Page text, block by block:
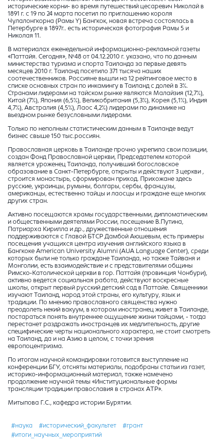
исторические корни- во время путешествий цесаревич Николай в
1891 г. с 19 по 24 марта посетил по приглашению короля
Чулалонгкорна (Рамы Y) Бангкок, новая встреча состоялась в
Петербурге в 1897г.. есть историческая фотография Рамы 5 и
Николая 11.
В материалах еженедельной информационно-рекламной газеты
«Паттайя. Сегодня», №48 от 04.12.2010 г. указано, что по данным
министерства туризма и спорта Таиланда за первые девять
месяцев 2010 г. Таиланд посетило 371 тысяча наших
соотечественников. Россияне вышли на 12 рейтинговое место в
списке основных стран по инкамингу в Таиланд с долей в 3%.
Странами лидерами на тайском рынке являются Малайзия (12,7%),
Китай (7%), Япония (6,5%), Великобритания (5,3%), Корея (5,1%), Индия
4,7%), Австралия (4,5%), Лаос 4,2%) лидерами по динамике на
вьездном рынке безусловными лидерами.
Только по неполным статистическим данным в Таиланде ведут
бизнес свыше 150 тыс.россиян.
Православная церковь в Таиланде прочно укрепила свои позиции,
создан Фонд Православной церкви, Председателем которой
является уроженец Таиланда, получивший богословское
образование в Санкт-Петербурге, открыты и действуют 3 церкви ,
строится монастырь, сформирован приход. Прихожане здесь
русские, украинцы, румыны, болгары, сербы, французы,
американцы, естественно тайцы и лаосцы и граждане еще многих
других стран.
Активно посещаются храмы государственными, дипломатическим
и общественными деятелями России, посещение В.Путина,
Патриарха Кирилла и др., дружественные отношения
поддерживаются с Главой БТСР Дамбой Аюшевым, есть примеры
посещения учащихся центра изучения английского языка в
Бангкоке American University Alumni (AUA Language Center), среди
которых были не только граждане Таиланда, но также Тайваня и
Монголии, есть взаимодействие и с представителями общины
Римско-Католической церкви в гор. Паттайя (провинция Чонбури),
активно ведется социальная работа, действуют воскресные
школы, открыт первый русский детский сад в Паттайе. Священники
изучают Таиланд, народ этой страны, его культуру, язык и
традиции. По мнению православного священства нужно
преодолеть некий вакуум, в котором иностранец живет в Таиланде,
постараться понять внутреннее ощущение жизни тайцами, - тогда
перестанет раздражать иностранцев их медлительность, другие
специфические черты национального характера, не стоит смотреть
на Таиланд, да и на Азию в целом, с точки зрения
европоцентризма.
По итогам научной командировки готовится выступление на
конференции БГУ, отсняты материалы, подобраны статьи из газет,
историко-информационный материал, также намечено
продолжение научной темы «Институциональные формы
трансляции традиции православия в странах АТР».
Митыпова Г.С., кафедра истории Бурятии.
#наука #исторический_факультет
#грант
#итоги_научных_мероприятий